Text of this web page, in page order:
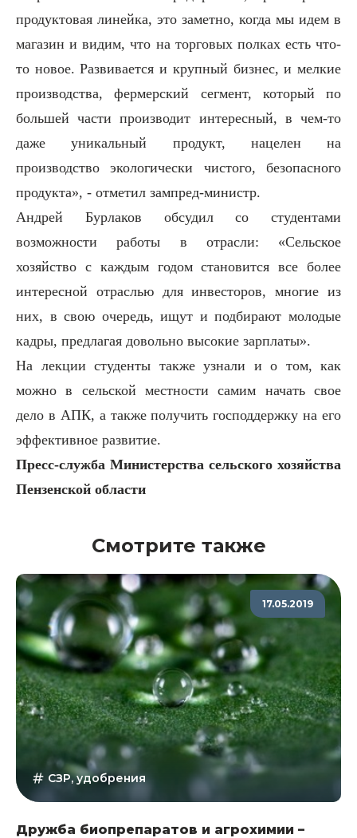
продуктовая линейка, это заметно, когда мы идем в
магазин и видим, что на торговых полках есть что-
то новое. Развивается и крупный бизнес, и мелкие
производства, фермерский сегмент, который по
большей части производит интересный, в чем-то
даже уникальный продукт, нацелен на
производство экологически чистого, безопасного
продукта», - отметил зампред-министр.
Андрей Бурлаков обсудил со студентами
возможности работы в отрасли: «Сельское
хозяйство с каждым годом становится все более
интересной отраслью для инвесторов, многие из
них, в свою очередь, ищут и подбирают молодые
кадры, предлагая довольно высокие зарплаты».
На лекции студенты также узнали и о том, как
можно в сельской местности самим начать свое
дело в АПК, а также получить господдержку на его
эффективное развитие.
Пресс-служба Министерства сельского хозяйства
Пензенской области
Смотрите также
17.05.2019
СЗР, удобрения
Дружба биопрепаратов и агрохимии –